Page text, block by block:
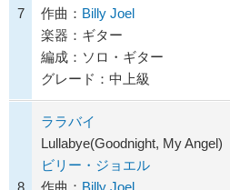
7
作曲： Billy Joel
楽器：ギター
編成：ソロ・ギター
グレード：中上級
8
ララバイ
Lullabye(Goodnight, My Angel)
ビリー・ジョエル
作曲： Billy Joel